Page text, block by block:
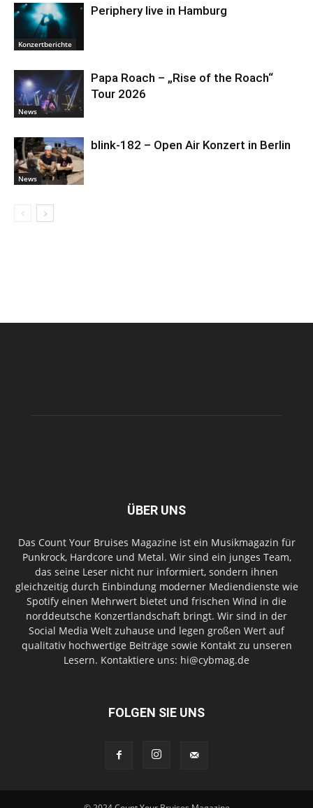
Konzertberichte
Periphery live in Hamburg
News
Papa Roach – „Rise of the Roach“
Tour 2026
News
blink-182 – Open Air Konzert in Berlin
ÜBER UNS
Das Count Your Bruises Magazine ist ein Musikmagazin für
Punkrock, Hardcore und Metal. Wir sind ein junges Team,
das seine Leser nicht nur informiert, sondern ihnen
gleichzeitig durch Einbindung moderner Mediendienste wie
Spotify einen Mehrwert bietet und frischen Wind in die
norddeutsche Konzertlandschaft bringt. Wir sind in der
Social Media Welt zuhause und legen großen Wert auf
qualitativ hochwertige Beiträge sowie Kontakt zu unseren
Lesern. Kontaktiere uns: hi@cybmag.de
FOLGEN SIE UNS